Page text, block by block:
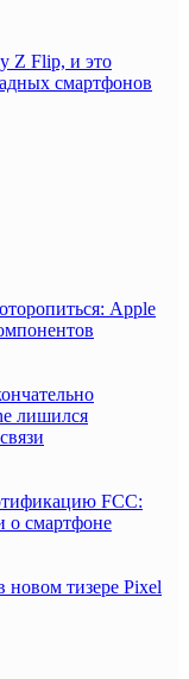
Z Flip, и это
смартфонов
Apple
лишился
FCC:
о смартфоне
новом тизере Pixel